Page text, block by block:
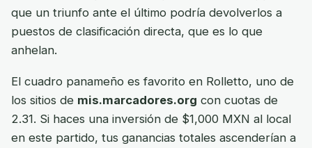
que un triunfo ante el último podría devolverlos a
puestos de clasificación directa, que es lo que
anhelan.
El cuadro panameño es favorito en Rolletto, uno de
los sitios de mis.marcadores.org con cuotas de
2.31. Si haces una inversión de $1,000 MXN al local
en este partido, tus ganancias totales ascenderían a